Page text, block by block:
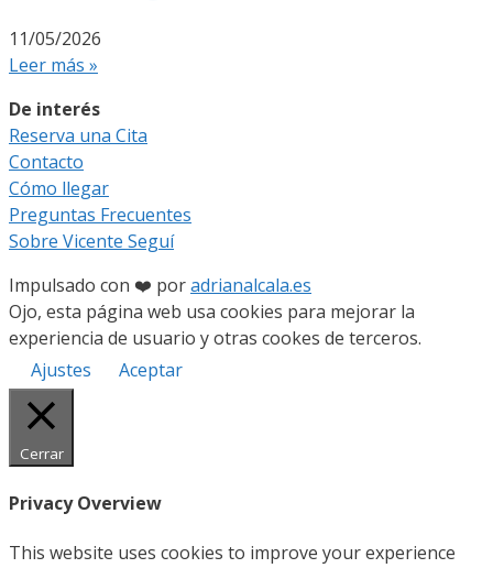
11/05/2026
Leer más »
De interés
Reserva una Cita
Contacto
Cómo llegar
Preguntas Frecuentes
Sobre Vicente Seguí
Impulsado con ❤️ poradrianalcala.es
Ojo, esta página web usa cookies para mejorar la
experiencia de usuario y otras cookes de terceros.
Ajustes
Aceptar
Cerrar
Privacy Overview
This website uses cookies to improve your experience